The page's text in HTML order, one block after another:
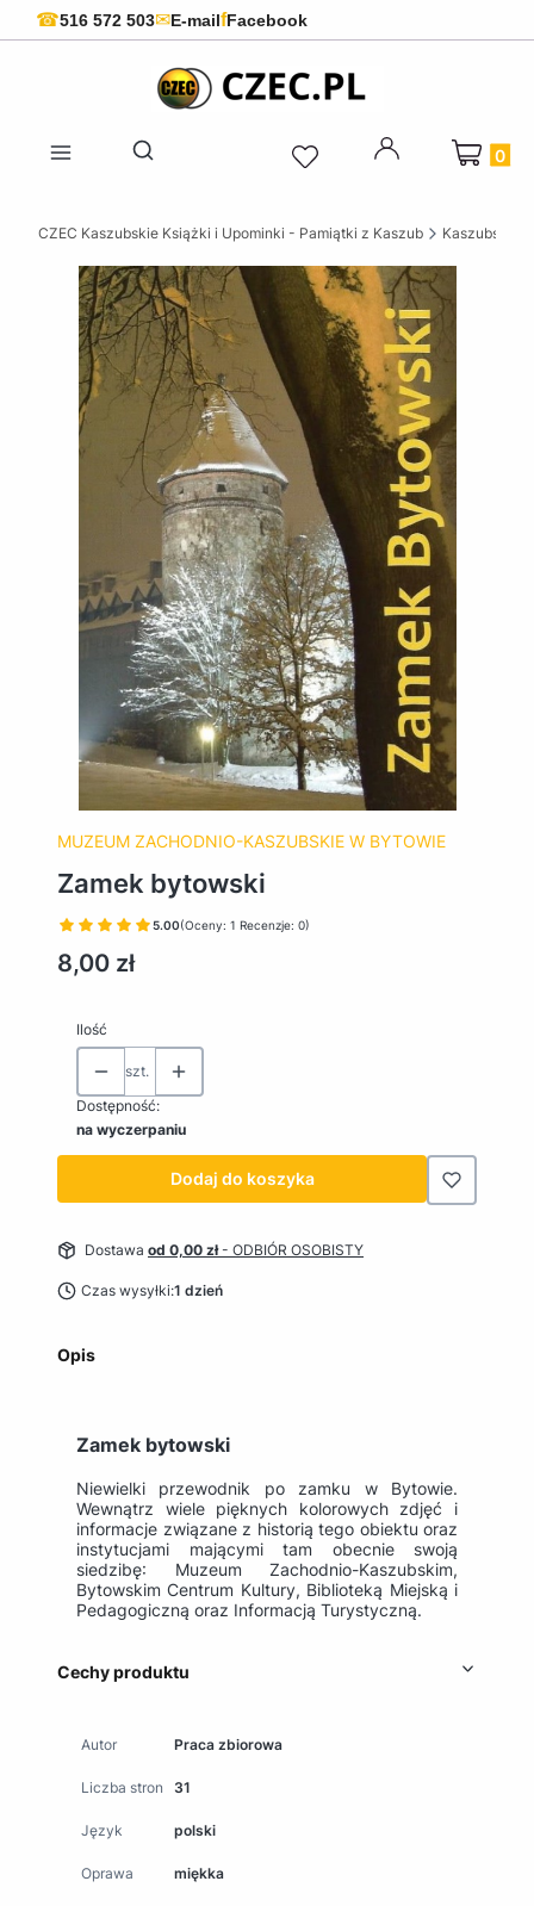
☎516 572 503✉E-mailfFacebook
Otwórz wyszukiwarkę
Produkty
CZEC Kaszubskie Książki i Upominki - Pamiątki z Kaszub Kaszubskie
MUZEUM ZACHODNIO-KASZUBSKIE W BYTOWIE
Zamek bytowski
5.00(Oceny: 1 Recenzje: 0)
Cena
8,00 zł
Ilość
szt.
Dostępność:
na wyczerpaniu
Dodaj do koszyka
Dostawa od 0,00 zł- ODBIÓR OSOBISTY
Czas wysyłki:1 dzień
Opis
Zamek bytowski
Niewielki przewodnik po zamku w Bytowie.
Wewnątrz wiele pięknych kolorowych zdjęć i
informacje związane z historią tego obiektu oraz
instytucjami mającymi tam obecnie swoją
siedzibę: Muzeum Zachodnio-Kaszubskim,
Bytowskim Centrum Kultury, Biblioteką Miejską i
Pedagogiczną oraz Informacją Turystyczną.
Cechy produktu
Autor Praca zbiorowa
Liczba stron 31
Język polski
Oprawa miękka